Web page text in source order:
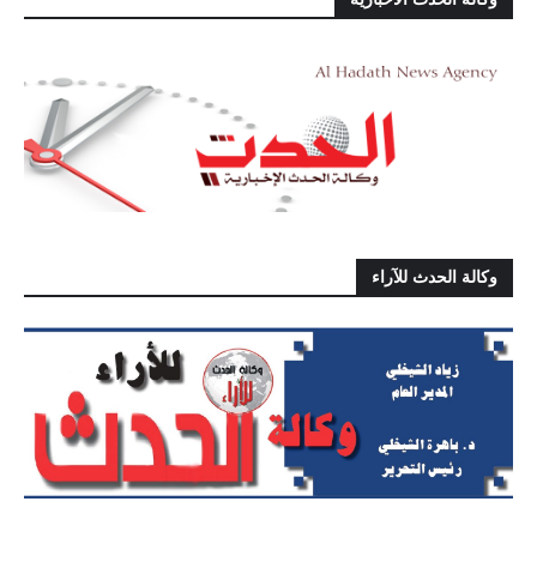
وكالة الحدث للآراء